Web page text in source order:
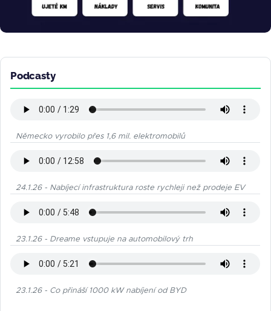
Podcasty
Německo vyrobilo přes 1,6 mil. elektromobilů
24.1.26 - Nabíjecí infrastruktura roste rychleji než prodeje EV
23.1.26 - Dreame vstupuje na automobilový trh
23.1.26 - Co přináší 1000 kW nabíjení od BYD